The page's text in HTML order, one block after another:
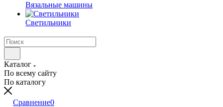
Вязальные машины
Светильники
Каталог
По всему сайту
По каталогу
Сравнение0